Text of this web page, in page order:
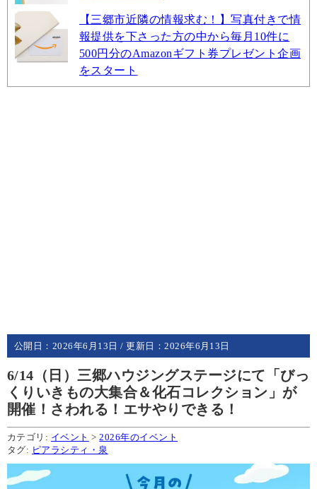
【三郷市近隣の情報求む！】写真付きで情
報提供を下さった方の中から毎月10件に
500円分のAmazonギフト券プレゼント企画
をスタート
公開日： 2026年6月13日 / 更新日：2026年6月13日
6/14（日）三郷ハウジングステージにて「びっ
くりいきもの大集合＆化石コレクション」が
開催！さわれる！エサやりできる！
カテゴリ: イベント >2026年のイベント
タグ: ピアラシティ・泉